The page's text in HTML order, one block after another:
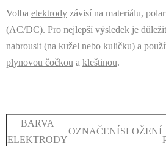
Volba elektrody závisí na materiálu,
(AC/DC). Pro nejlepší výsledek je
nabrousit (na kužel nebo kuličku) a
plynovou čočkou a kleštinou.
BARVA
ELEKTRODY
OZNAČENÍSLOŽENÍ